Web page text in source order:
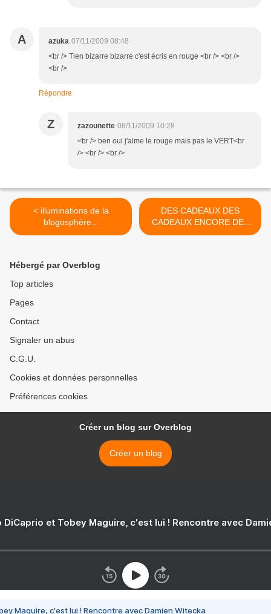
A azuka 07/11/2009 08:48
<br /> Tien bizarre bizarre c'est écris en rouge <br /> <br />
<br />
Répondre
Z zazounette 08/11/2009 10:28
<br /> ben oui j'aime le rouge mais pas le VERT<br
/> <br /> <br />
< illuminations de la
blogosphère...
DES CADEAUX DES
CADEAUX ENCORE DES
CADEAUX >
Hébergé par Overblog
Top articles
Pages
Contact
Signaler un abus
C.G.U.
Cookies et données personnelles
Préférences cookies
Créer un blog sur Overblog
Créer un blog
DiCaprio et Tobey Maguire, c'est lui ! Rencontre avec
Maguire, c'est lui ! Rencontre avec Damien Witecka